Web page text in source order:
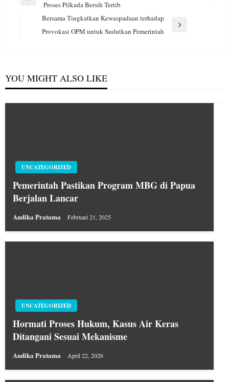
PreviousProses Pilkada Bersih Tertib
Next
Bersama Tingkatkan Kewaspadaan terhadap
Provokasi OPM untuk Sudutkan Pemerintah
YOU MIGHT ALSO LIKE
UNCATEGORIZED
Pemerintah Pastikan Program MBG di Papua
Berjalan Lancar
Andika Pratama Februari 21, 2025
UNCATEGORIZED
Hormati Proses Hukum, Kasus Air Keras
Ditangani Sesuai Mekanisme
Andika Pratama April 22, 2026